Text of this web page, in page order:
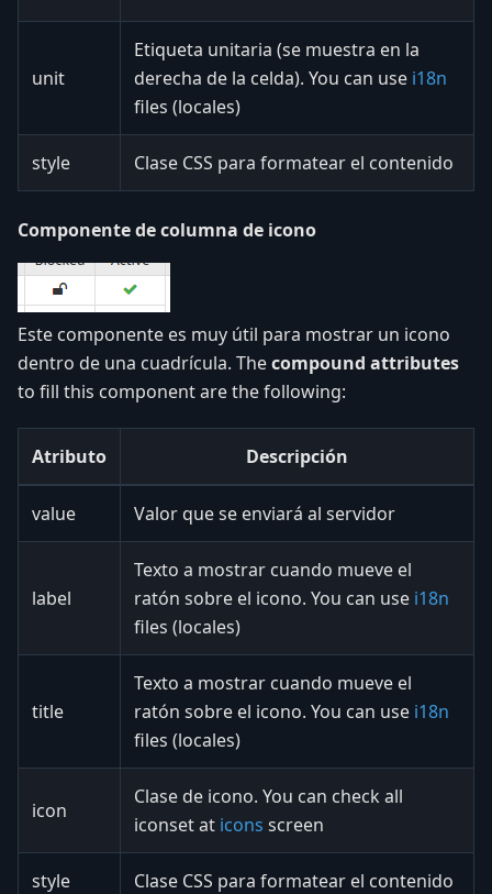
unit
Etiqueta unitaria (se muestra en la
derecha de la celda). You can use i18n
files (locales)
style Clase CSS para formatear el contenido
Componente de columna de icono
Este componente es muy útil para mostrar un icono
dentro de una cuadrícula. Thecompound attributes
to fill this component are the following:
Atributo Descripción
value Valor que se enviará al servidor
label
Texto a mostrar cuando mueve el
ratón sobre el icono. You can use i18n
files (locales)
title
Texto a mostrar cuando mueve el
ratón sobre el icono. You can use i18n
files (locales)
icon
Clase de icono. You can check all
iconset at icons screen
style Clase CSS para formatear el contenido